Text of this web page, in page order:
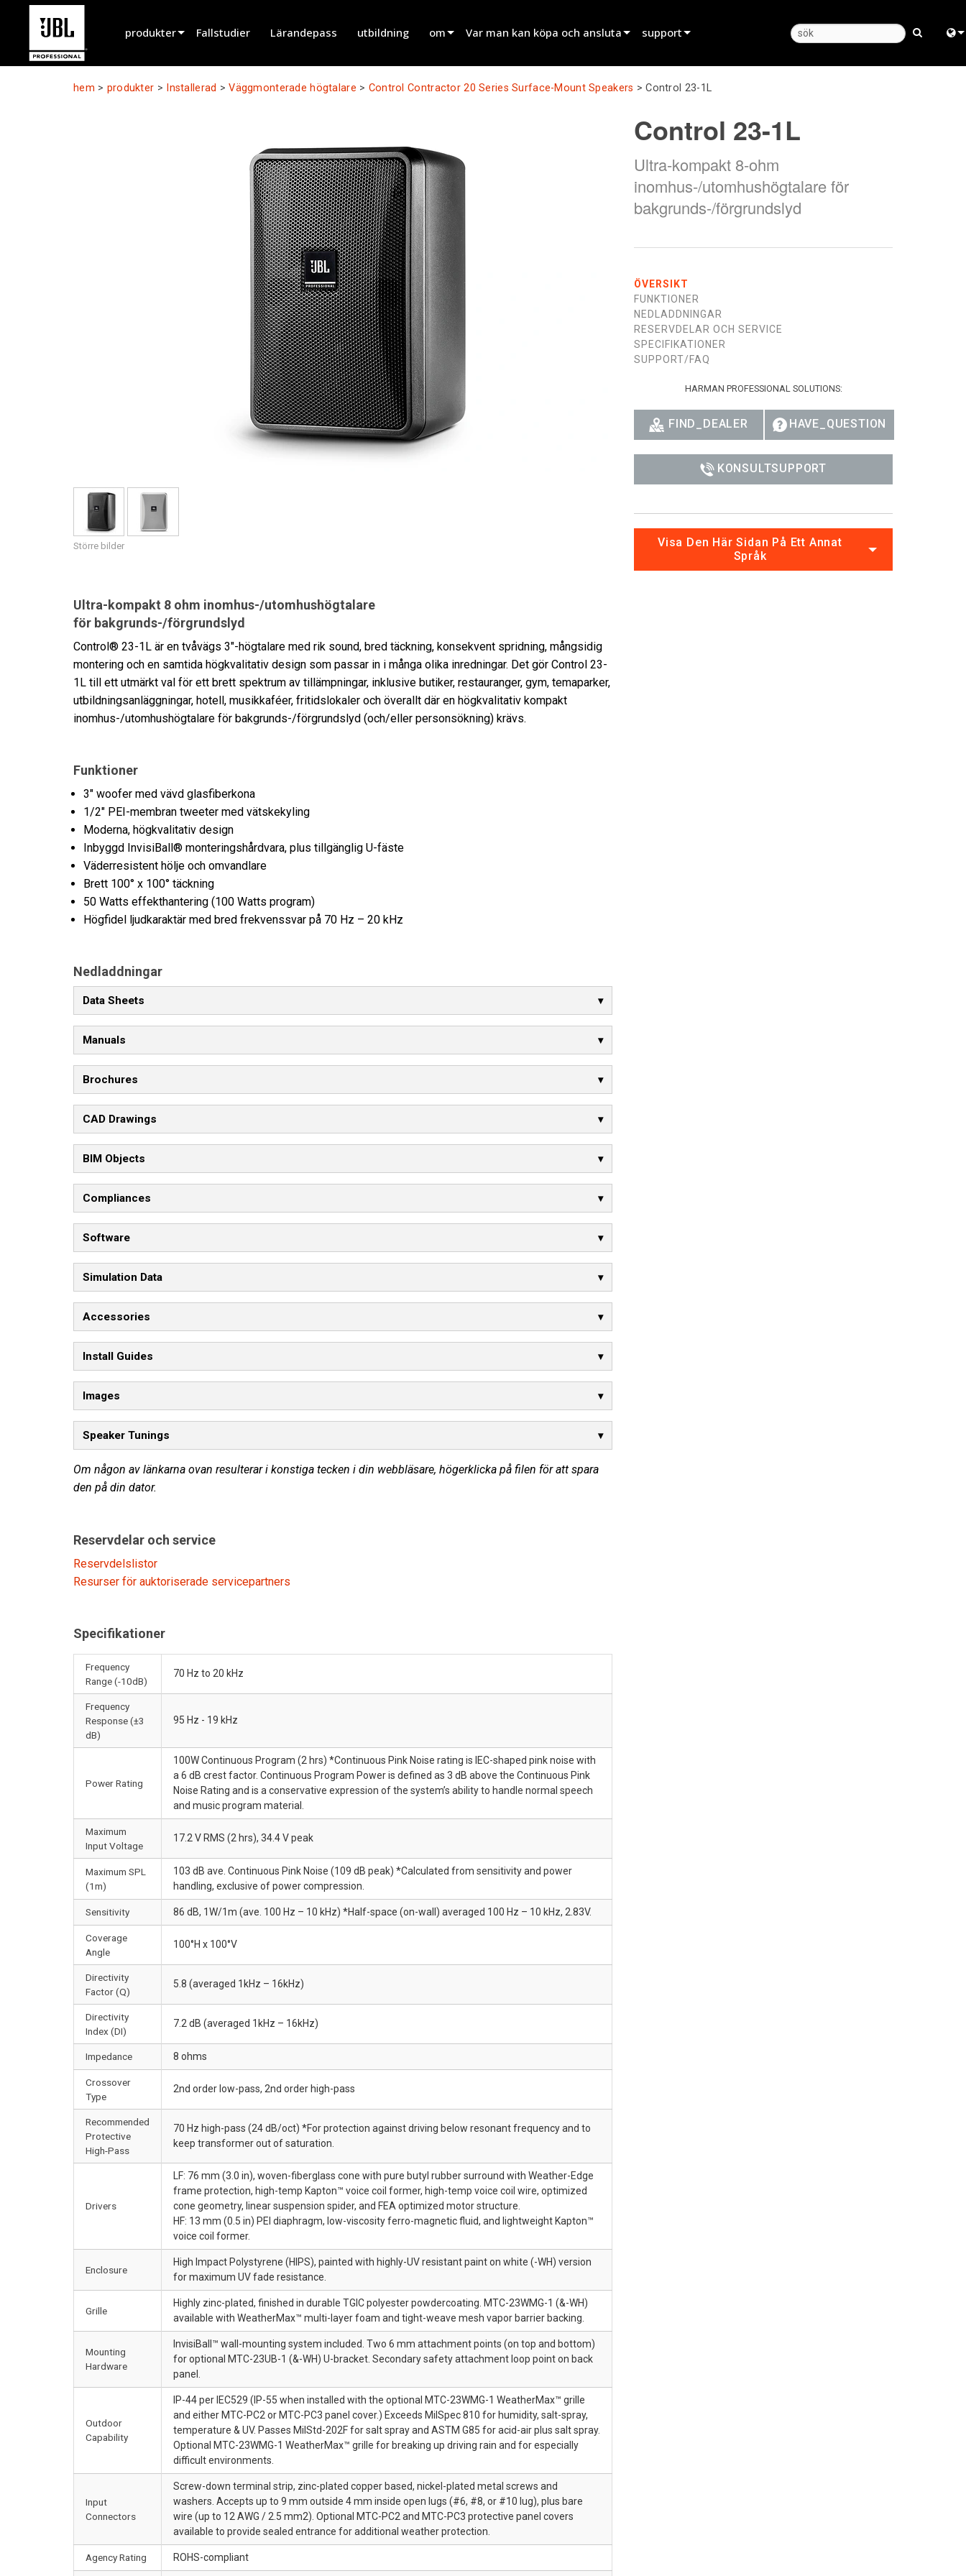
produkter
Inspelning & Broadcasting
Fallstudier Lärandepass utbildning om Var man kan köpa och ansluta support
Konsultportal
programvara
firmware
Garanti
produktregistrering
Service
hem > produkter > Installerad >Väggmonterade högtalare > Control Contractor 20 Series Surface-Mount Speakers >Control 23-1L
Större bilder
Ultra-kompakt 8 ohm inomhus-/utomhushögtalare
för bakgrunds-/förgrundslyd
Control® 23-1L är en tvåvägs 3"-högtalare med rik sound, bred täckning, konsekvent spridning, mångsidig
montering och en samtida högkvalitativ design som passar in i många olika inredningar. Det gör Control 23-
1L till ett utmärkt val för ett brett spektrum av tillämpningar, inklusive butiker, restauranger, gym, temaparker,
utbildningsanläggningar, hotell, musikkaféer, fritidslokaler och överallt där en högkvalitativ kompakt
inomhus-/utomhushögtalare för bakgrunds-/förgrundslyd (och/eller personsökning) krävs.
Funktioner
3" woofer med vävd glasfiberkona
1/2" PEI-membran tweeter med vätskekyling
Moderna, högkvalitativ design
Inbyggd InvisiBall® monteringshårdvara, plus tillgänglig U-fäste
Väderresistent hölje och omvandlare
Brett 100° x 100° täckning
50 Watts effekthantering (100 Watts program)
Högfidel ljudkaraktär med bred frekvenssvar på 70 Hz – 20 kHz
Nedladdningar
Data Sheets
Manuals
Brochures
CAD Drawings
BIM Objects
Compliances
Software
Simulation Data
Accessories
Install Guides
Images
Speaker Tunings
Om någon av länkarna ovan resulterar i konstiga tecken i din webbläsare, högerklicka på filen för att spara
den på din dator.
Reservdelar och service
Reservdelslistor
Resurser för auktoriserade servicepartners
Specifikationer
Frequency
Range (-10dB)
70 Hz to 20 kHz
Frequency
Response (±3
dB)
95 Hz - 19 kHz
Power Rating
100W Continuous Program (2 hrs) *Continuous Pink Noise rating is IEC-shaped pink noise with
a 6 dB crest factor. Continuous Program Power is defined as 3 dB above the Continuous Pink
Noise Rating and is a conservative expression of the system’s ability to handle normal speech
and music program material.
Maximum
Input Voltage
17.2 V RMS (2 hrs), 34.4 V peak
Maximum SPL
(1m)
103 dB ave. Continuous Pink Noise (109 dB peak) *Calculated from sensitivity and power
handling, exclusive of power compression.
Sensitivity 86 dB, 1W/1m (ave. 100 Hz – 10 kHz) *Half-space (on-wall) averaged 100 Hz – 10 kHz, 2.83V.
Coverage
Angle
100°H x 100°V
Directivity
Factor (Q)
5.8 (averaged 1kHz – 16kHz)
Directivity
Index (DI)
7.2 dB (averaged 1kHz – 16kHz)
Impedance 8 ohms
Crossover
Type
2nd order low-pass, 2nd order high-pass
Recommended
Protective
High-Pass
70 Hz high-pass (24 dB/oct) *For protection against driving below resonant frequency and to
keep transformer out of saturation.
Drivers
LF: 76 mm (3.0 in), woven-fiberglass cone with pure butyl rubber surround with Weather-Edge
frame protection, high-temp Kapton™ voice coil former, high-temp voice coil wire, optimized
cone geometry, linear suspension spider, and FEA optimized motor structure.
HF: 13 mm (0.5 in) PEI diaphragm, low-viscosity ferro-magnetic fluid, and lightweight Kapton™
voice coil former.
Enclosure
High Impact Polystyrene (HIPS), painted with highly-UV resistant paint on white (-WH) version
for maximum UV fade resistance.
Grille
Highly zinc-plated, finished in durable TGIC polyester powdercoating. MTC-23WMG-1 (&-WH)
available with WeatherMax™ multi-layer foam and tight-weave mesh vapor barrier backing.
Mounting
Hardware
InvisiBall™ wall-mounting system included. Two 6 mm attachment points (on top and bottom)
for optional MTC-23UB-1 (&-WH) U-bracket. Secondary safety attachment loop point on back
panel.
Outdoor
Capability
IP-44 per IEC529 (IP-55 when installed with the optional MTC-23WMG-1 WeatherMax™ grille
and either MTC-PC2 or MTC-PC3 panel cover.) Exceeds MilSpec 810 for humidity, salt-spray,
temperature & UV. Passes MilStd-202F for salt spray and ASTM G85 for acid-air plus salt spray.
Optional MTC-23WMG-1 WeatherMax™ grille for breaking up driving rain and for especially
difficult environments.
Input
Connectors
Screw-down terminal strip, zinc-plated copper based, nickel-plated metal screws and
washers. Accepts up to 9 mm outside 4 mm inside open lugs (#6, #8, or #10 lug), plus bare
wire (up to 12 AWG / 2.5 mm2). Optional MTC-PC2 and MTC-PC3 protective panel covers
available to provide sealed entrance for additional weather protection.
Agency Rating ROHS-compliant
Control 23-1L
Ultra-kompakt 8-ohm
inomhus-/utomhushögtalare för
bakgrunds-/förgrundslyd
ÖVERSIKT
FUNKTIONER
NEDLADDNINGAR
RESERVDELAR OCH SERVICE
SPECIFIKATIONER
SUPPORT/FAQ
HARMAN PROFESSIONAL SOLUTIONS:
FIND_DEALER HAVE_QUESTION
KONSULTSUPPORT
Visa Den Här Sidan På Ett Annat
Språk